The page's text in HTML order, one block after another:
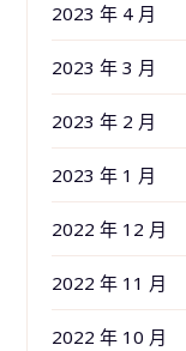
2023 年 4 月
2023 年 3 月
2023 年 2 月
2023 年 1 月
2022 年 12 月
2022 年 11 月
2022 年 10 月